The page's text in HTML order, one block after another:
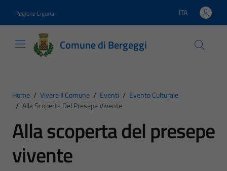
Regione Liguria Lingua attiva:
ITA
Comune di Bergeggi
Home / Vivere Il Comune / Eventi / Evento Culturale
/ Alla Scoperta Del Presepe Vivente
Alla scoperta del presepe
vivente